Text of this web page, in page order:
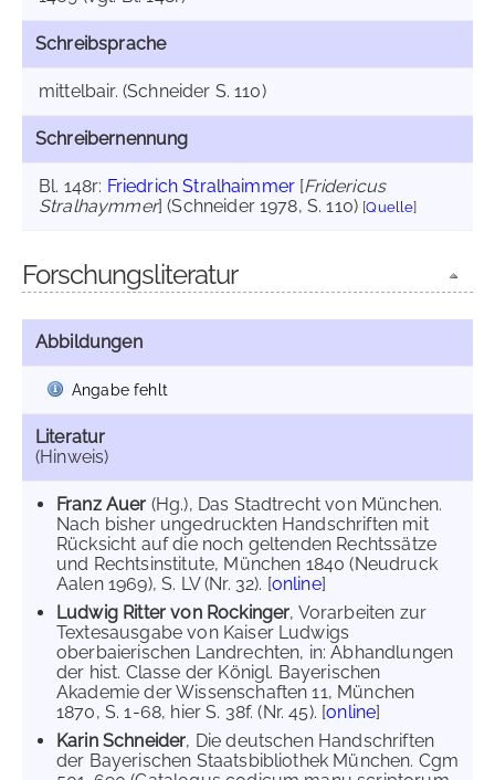
Schreibsprache
mittelbair. (Schneider S. 110)
Schreibernennung
Bl. 148r: Friedrich Stralhaimmer [Fridericus
Stralhaymmer] (Schneider 1978, S. 110) [Quelle]
Forschungsliteratur
Abbildungen
Angabe fehlt
Literatur
(Hinweis)
Franz Auer (Hg.), Das Stadtrecht von München.
Nach bisher ungedruckten Handschriften mit
Rücksicht auf die noch geltenden Rechtssätze
und Rechtsinstitute, München 1840 (Neudruck
Aalen 1969), S. LV (Nr. 32). [online]
Ludwig Ritter von Rockinger, Vorarbeiten zur
Textesausgabe von Kaiser Ludwigs
oberbaierischen Landrechten, in: Abhandlungen
der hist. Classe der Königl. Bayerischen
Akademie der Wissenschaften 11, München
1870, S. 1-68, hier S. 38f. (Nr. 45). [online]
Karin Schneider, Die deutschen Handschriften
der Bayerischen Staatsbibliothek München. Cgm